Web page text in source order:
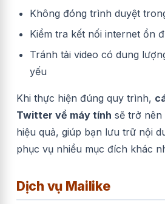
Không đóng trình duyệt
Kiểm tra kết nối internet ổn
Tránh tải video có dung
yếu
Khi thực hiện đúng quy trình,
Twitter về máy tính sẽ trở nên
hiệu quả, giúp bạn lưu trữ nội
phục vụ nhiều mục đích khác
Dịch vụ Mailike